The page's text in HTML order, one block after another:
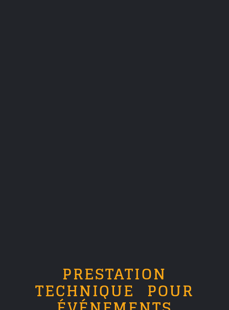
PRESTATION
TECHNIQUE POUR